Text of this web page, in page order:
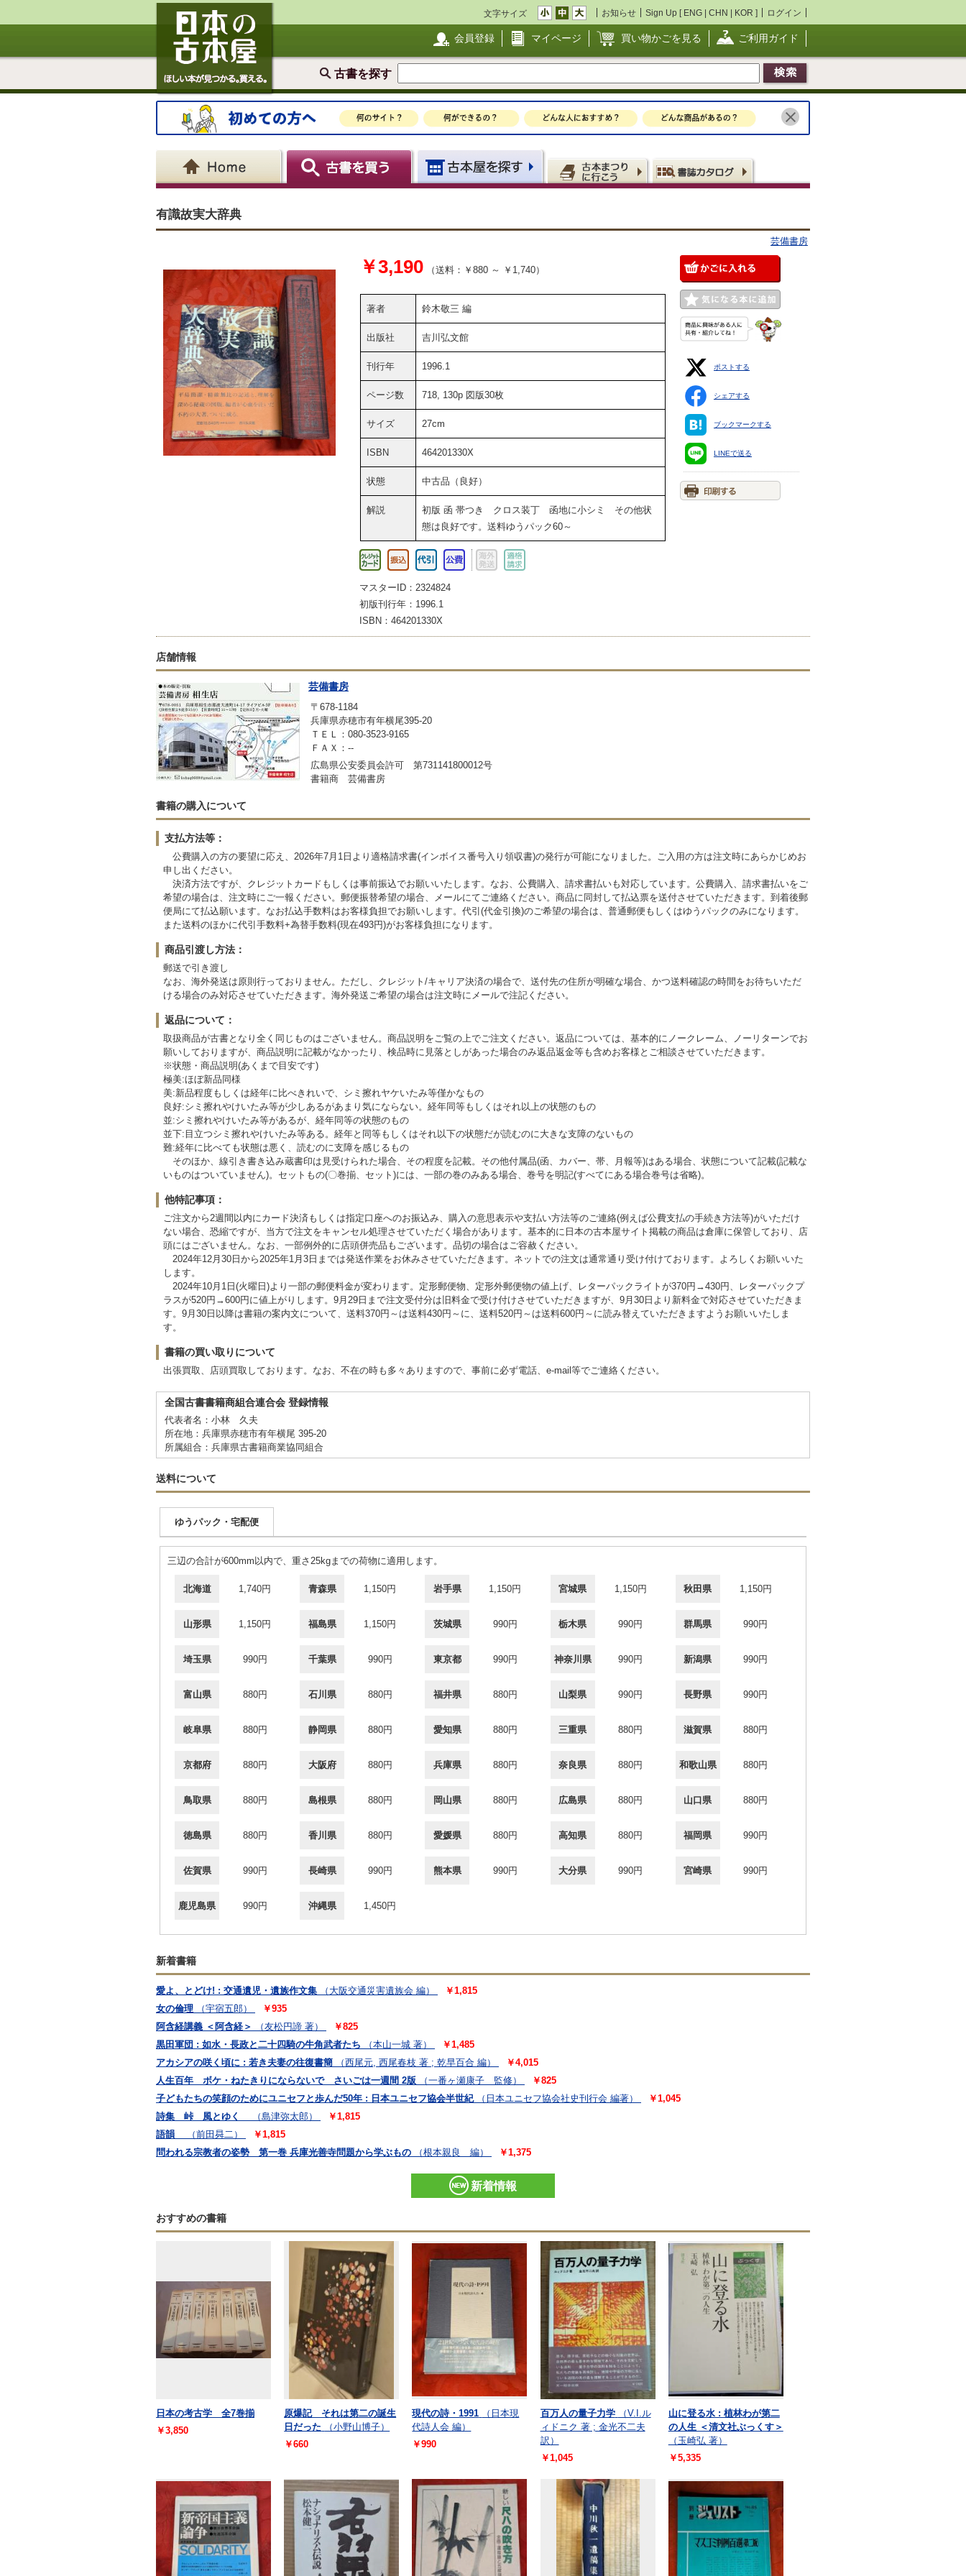
文字サイズ お知らせ Sign Up [ ENG | CHN | KOR ] ログイン
会員登録 マイページ 買い物かごを見る ご利用ガイド
古書を探す
有識故実大辞典
芸備書房
￥3,190 （送料：￥880 ～ ￥1,740）
著者 鈴木敬三 編
出版社 吉川弘文館
刊行年 1996.1
ページ数 718, 130p 図版30枚
サイズ 27cm
ISBN 464201330X
状態 中古品（良好）
解説
初版 函 帯つき クロス装丁 函地に小シミ その他状
態は良好です。送料ゆうパック60～
マスターID：2324824
初版刊行年：1996.1
ISBN：464201330X
ポストする
シェアする
ブックマークする
LINEで送る
店舗情報
芸備書房
〒678-1184
兵庫県赤穂市有年横尾395-20
ＴＥＬ：080-3523-9165
ＦＡＸ：--
広島県公安委員会許可 第731141800012号
書籍商 芸備書房
書籍の購入について
支払方法等：
公費購入の方の要望に応え、2026年7月1日より適格請求書(インボイス番号入り領収書)の発行が可能になりました。ご入用の方は注文時にあらかじめお
申し出ください。
決済方法ですが、クレジットカードもしくは事前振込でお願いいたします。なお、公費購入、請求書払いも対応しています。公費購入、請求書払いをご
希望の場合は、注文時にご一報ください。郵便振替希望の場合、メールにてご連絡ください。商品に同封して払込票を送付させていただきます。到着後郵
便局にて払込願います。なお払込手数料はお客様負担でお願いします。代引(代金引換)のご希望の場合は、普通郵便もしくはゆうパックのみになります。
また送料のほかに代引手数料+為替手数料(現在493円)がお客様負担になります。
商品引渡し方法：
郵送で引き渡し
なお、海外発送は原則行っておりません。ただし、クレジット/キャリア決済の場合で、送付先の住所が明確な場合、かつ送料確認の時間をお待ちいただ
ける場合のみ対応させていただきます。海外発送ご希望の場合は注文時にメールで注記ください。
返品について：
取扱商品が古書となり全く同じものはございません。商品説明をご覧の上でご注文ください。返品については、基本的にノークレーム、ノーリターンでお
願いしておりますが、商品説明に記載がなかったり、検品時に見落としがあった場合のみ返品返金等も含めお客様とご相談させていただきます。
※状態・商品説明(あくまで目安です)
極美:ほぼ新品同様
美:新品程度もしくは経年に比べきれいで、シミ擦れヤケいたみ等僅かなもの
良好:シミ擦れやけいたみ等が少しあるがあまり気にならない。経年同等もしくはそれ以上の状態のもの
並:シミ擦れやけいたみ等があるが、経年同等の状態のもの
並下:目立つシミ擦れやけいたみ等ある。経年と同等もしくはそれ以下の状態だが読むのに大きな支障のないもの
難:経年に比べても状態は悪く、読むのに支障を感じるもの
そのほか、線引き書き込み蔵書印は見受けられた場合、その程度を記載。その他付属品(函、カバー、帯、月報等)はある場合、状態について記載(記載な
いものはついていません)。セットもの(〇巻揃、セット)には、一部の巻のみある場合、巻号を明記(すべてにある場合巻号は省略)。
他特記事項：
ご注文から2週間以内にカード決済もしくは指定口座へのお振込み、購入の意思表示や支払い方法等のご連絡(例えば公費支払の手続き方法等)がいただけ
ない場合、恐縮ですが、当方で注文をキャンセル処理させていただく場合があります。基本的に日本の古本屋サイト掲載の商品は倉庫に保管しており、店
頭にはございません。なお、一部例外的に店頭併売品もございます。品切の場合はご容赦ください。
2024年12月30日から2025年1月3日までは発送作業をお休みさせていただきます。ネットでの注文は通常通り受け付けております。よろしくお願いいた
します。
2024年10月1日(火曜日)より一部の郵便料金が変わります。定形郵便物、定形外郵便物の値上げ、レターパックライトが370円→430円、レターパックプ
ラスが520円→600円に値上がりします。9月29日まで注文受付分は旧料金で受け付けさせていただきますが、9月30日より新料金で対応させていただきま
す。9月30日以降は書籍の案内文について、送料370円～は送料430円～に、送料520円～は送料600円～に読み替えていただきますようお願いいたしま
す。
書籍の買い取りについて
出張買取、店頭買取しております。なお、不在の時も多々ありますので、事前に必ず電話、e-mail等でご連絡ください。
全国古書書籍商組合連合会 登録情報
代表者名：小林 久夫
所在地：兵庫県赤穂市有年横尾 395-20
所属組合：兵庫県古書籍商業協同組合
送料について
ゆうパック・宅配便
三辺の合計が600mm以内で、重さ25kgまでの荷物に適用します。
北海道 1,740円 青森県 1,150円 岩手県 1,150円 宮城県 1,150円 秋田県 1,150円
山形県 1,150円 福島県 1,150円 茨城県 990円 栃木県 990円 群馬県 990円
埼玉県 990円 千葉県 990円 東京都 990円 神奈川県 990円 新潟県 990円
富山県 880円 石川県 880円 福井県 880円 山梨県 990円 長野県 990円
岐阜県 880円 静岡県 880円 愛知県 880円 三重県 880円 滋賀県 880円
京都府 880円 大阪府 880円 兵庫県 880円 奈良県 880円 和歌山県 880円
鳥取県 880円 島根県 880円 岡山県 880円 広島県 880円 山口県 880円
徳島県 880円 香川県 880円 愛媛県 880円 高知県 880円 福岡県 990円
佐賀県 990円 長崎県 990円 熊本県 990円 大分県 990円 宮崎県 990円
鹿児島県 990円 沖縄県 1,450円
新着書籍
愛よ、とどけ! : 交通遺児・遺族作文集 （大阪交通災害遺族会 編）
￥1,815
女の倫理
（宇宿五郎）
￥935
阿含経講義 ＜阿含経＞
（友松円諦 著）
￥825
黒田軍団 : 如水・長政と二十四騎の牛角武者たち
（本山一城 著）
￥1,485
アカシアの咲く頃に : 若き夫妻の往復書簡
（西尾元, 西尾春枝 著 ; 乾早百合 編）
￥4,015
人生百年 ボケ・ねたきりにならないで さいごは一週間 2版
（一番ヶ瀬康子 監修）
￥825
子どもたちの笑顔のためにユニセフと歩んだ50年 : 日本ユニセフ協会半世紀
（日本ユニセフ協会社史刊行会 編著）
￥1,045
詩集 峠 風とゆく
（島津弥太郎）
￥1,815
語韻
（前田曻二）
￥1,815
問われる宗教者の姿勢 第一巻 兵庫光善寺問題から学ぶもの
（根本親良 編） ￥1,375
新着情報
おすすめの書籍
日本の考古学 全7巻揃
￥3,850
原爆記 それは第二の誕生
日だった
（小野山博子）
￥660
現代の詩・1991
（日本現
代詩人会 編）
￥990
百万人の量子力学
（V.I.ル
ィドニク 著 ; 金光不二夫
訳）
￥1,045
山に登る水 : 植林わが第二
の人生 ＜清文社ぶっくす＞
（玉崎弘 著）
￥5,335